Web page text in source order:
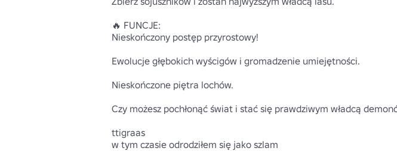
🔥 FUNCJE:
Nieskończony postęp przyrostowy!
Ewolucje głębokich wyścigów i gromadzenie umiejętności.
Nieskończone piętra lochów.
Czy możesz pochłonąć świat i stać się prawdziwym władcą
ttigraas
w tym czasie odrodziłem się jako szlam